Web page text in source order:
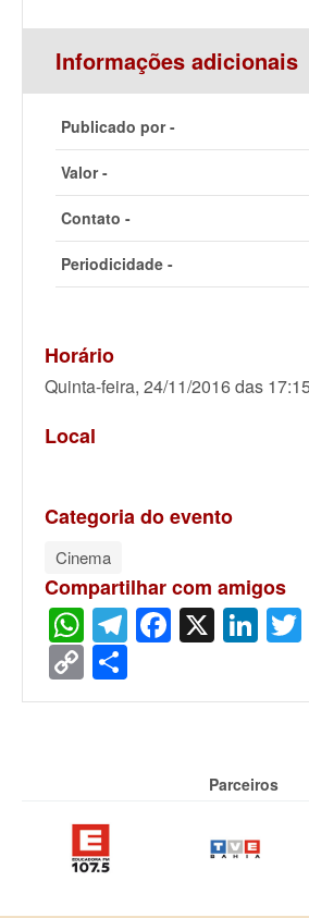
Informações adicionais
Publicado por -
Valor -
Contato -
Periodicidade -
Horário
Quinta-feira, 24/11/2016 das
Local
Categoria do evento
Cinema
Compartilhar com amigos
WhatsApp
Telegram
X
Copy
Link
Parceiros